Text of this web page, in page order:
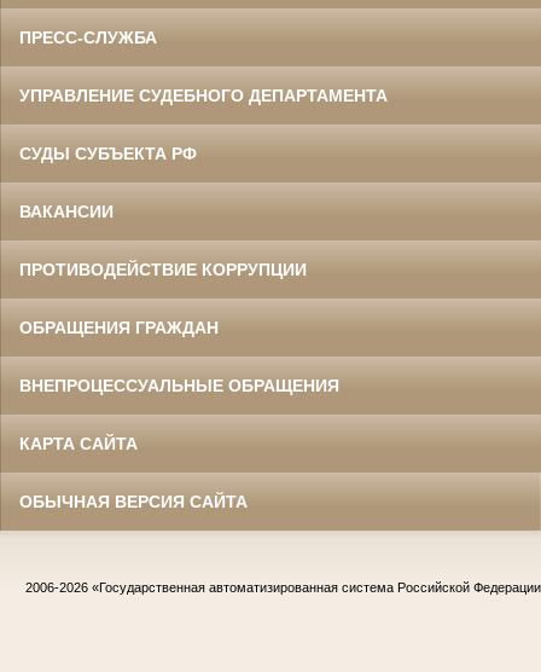
ПРЕСС-СЛУЖБА
УПРАВЛЕНИЕ СУДЕБНОГО ДЕПАРТАМЕНТА
СУДЫ СУБЪЕКТА РФ
ВАКАНСИИ
ПРОТИВОДЕЙСТВИЕ КОРРУПЦИИ
ОБРАЩЕНИЯ ГРАЖДАН
ВНЕПРОЦЕССУАЛЬНЫЕ ОБРАЩЕНИЯ
КАРТА САЙТА
ОБЫЧНАЯ ВЕРСИЯ САЙТА
2006-2026 «Государственная автоматизированная система Российской